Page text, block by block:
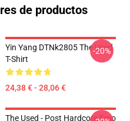
de productos
Yin Yang DTNk2805 The Used
T-Shirt
24,38 € - 28,06 €
-20%
The Used - Post Hardcore Emo